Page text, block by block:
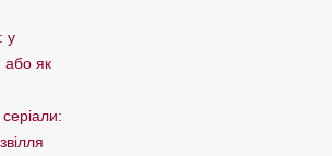
у
або як
серіали: